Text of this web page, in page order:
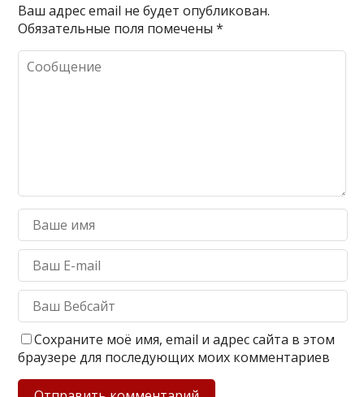
Ваш адрес email не будет опубликован.
Обязательные поля помечены*
Сохраните моё имя, email и адрес сайта в этом
браузере для последующих моих комментариев